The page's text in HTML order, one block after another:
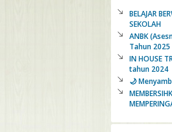
BELAJAR
SEKOLAH
ANBK
Tahun 2025
IN HOUSE
tahun 2024
🌙